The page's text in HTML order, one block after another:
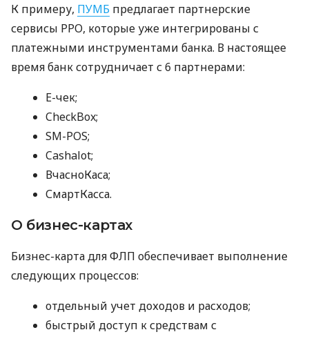
К примеру, ПУМБ предлагает партнерские
сервисы РРО, которые уже интегрированы с
платежными инструментами банка. В настоящее
время банк сотрудничает с 6 партнерами:
E-чек;
CheckBox;
SM-POS;
Cashalot;
ВчасноКаса;
СмартКасса.
О бизнес-картах
Бизнес-карта для ФЛП обеспечивает выполнение
следующих процессов:
отдельный учет доходов и расходов;
быстрый доступ к средствам с